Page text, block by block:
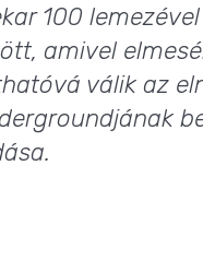
100
amivel
válik az